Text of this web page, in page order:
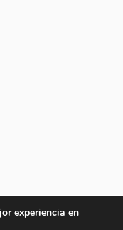
experiencia en